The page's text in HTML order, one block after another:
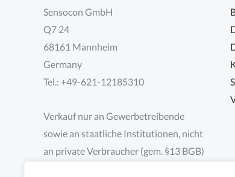
Sensocon GmbH
Q7 24
68161 Mannheim
Germany
Tel.: +49-621-12185310
Verkauf nur an Gewerbetreibende
sowie an staatliche Institutionen, nicht
an private Verbraucher (gem. §13 BGB)